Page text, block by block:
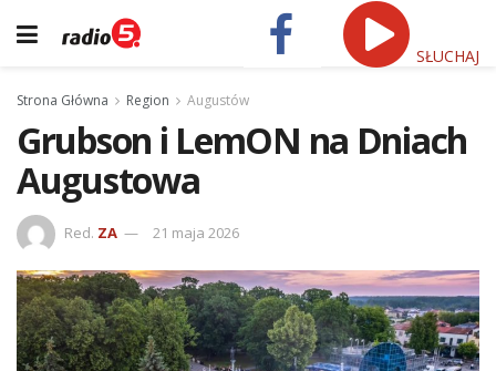
SŁUCHAJ
Strona Główna Region Augustów
Grubson i LemON na Dniach
Augustowa
Red. ZA 21 maja 2026